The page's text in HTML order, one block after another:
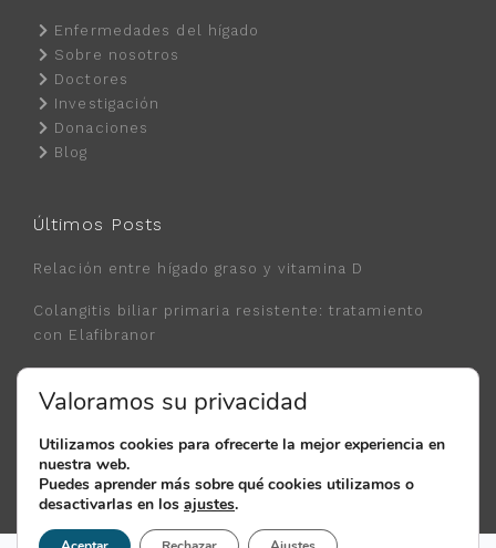
Valoramos su privacidad
Utilizamos cookies para ofrecerte la mejor experiencia en
nuestra web.
Puedes aprender más sobre qué cookies utilizamos o
desactivarlas en los ajustes.
Enfermedades del hígado
Sobre nosotros
Doctores
Investigación
Donaciones
Blog
Últimos Posts
Relación entre hígado graso y vitamina D
Colangitis biliar primaria resistente: tratamiento
con Elafibranor
Bepirovirsen
© 2018 - 2026 Clínica FEHV. Todos los derechos reservados.
Política de Privacidad. Política de Cookies. Aviso Legal.